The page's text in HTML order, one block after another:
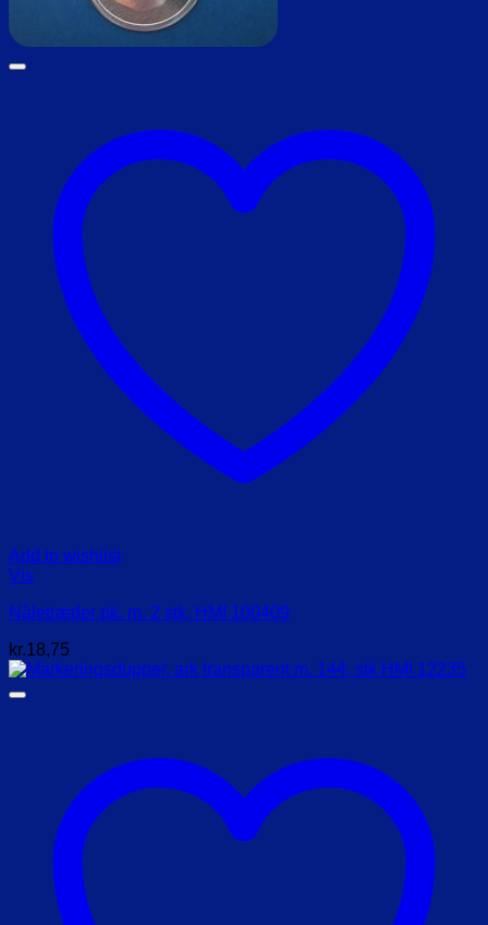
Add to wishlist
Vis
Nåletræder pk. m. 2 stk. HMI 100409
kr.18,75